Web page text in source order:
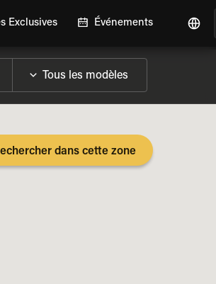
Exclusives Événements
MOTO
dans cette zone